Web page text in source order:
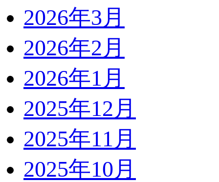
2026年3月
2026年2月
2026年1月
2025年12月
2025年11月
2025年10月